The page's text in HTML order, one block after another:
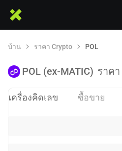
บ้าน ราคา Crypto POL
POL (ex-MATIC) ราคา
เครื่องคิดเลข ซื้อขาย